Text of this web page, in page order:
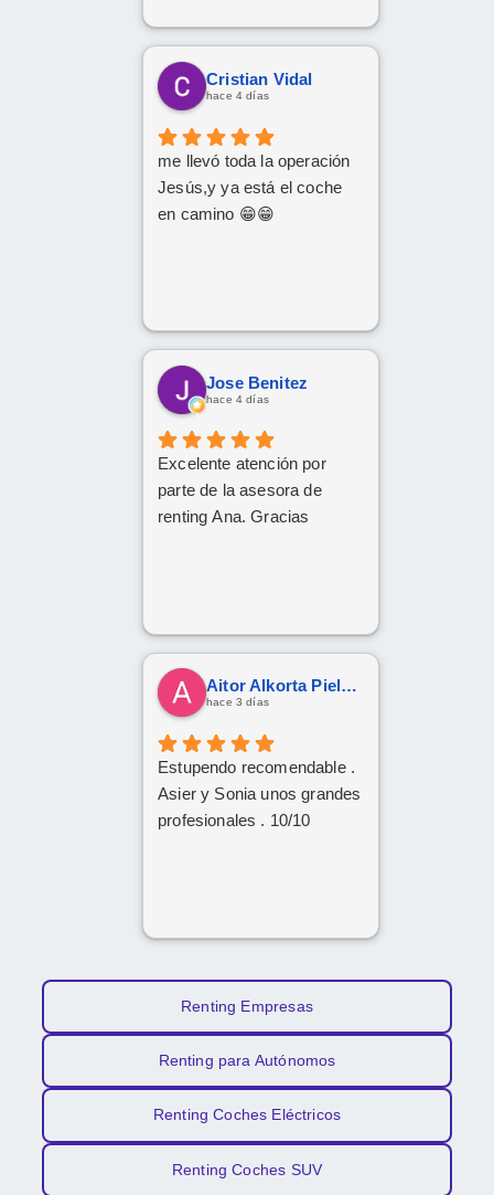
Gracias x todo.
Cristian Vidal
hace 4 días
me llevó toda la operación
Jesús,y ya está el coche
en camino 😁😁
Jose Benitez
hace 4 días
Excelente atención por
parte de la asesora de
renting Ana. Gracias
Aitor Alkorta Pielago
hace 3 días
Estupendo recomendable .
Asier y Sonia unos grandes
profesionales . 10/10
Renting Empresas
Renting para Autónomos
Renting Coches Eléctricos
Renting Coches SUV